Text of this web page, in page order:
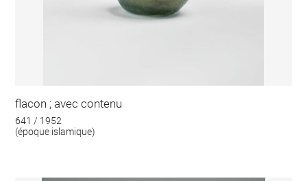
flacon ; avec contenu
641 / 1952
(époque islamique)